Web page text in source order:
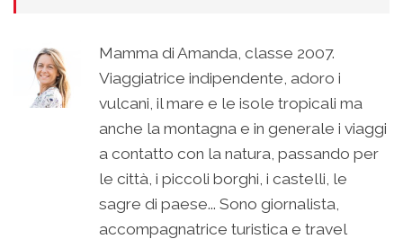
Mamma di Amanda, classe 2007.
Viaggiatrice indipendente, adoro i
vulcani, il mare e le isole tropicali ma
anche la montagna e in generale i viaggi
a contatto con la natura, passando per
le città, i piccoli borghi, i castelli, le
sagre di paese... Sono giornalista,
accompagnatrice turistica e travel